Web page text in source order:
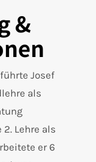
&
Josef
als
Lehre als
er 6